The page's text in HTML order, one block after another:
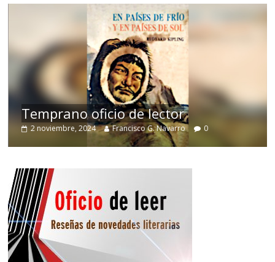
Temprano oficio de lector
2 noviembre, 2024 Francisco G. Navarro 0